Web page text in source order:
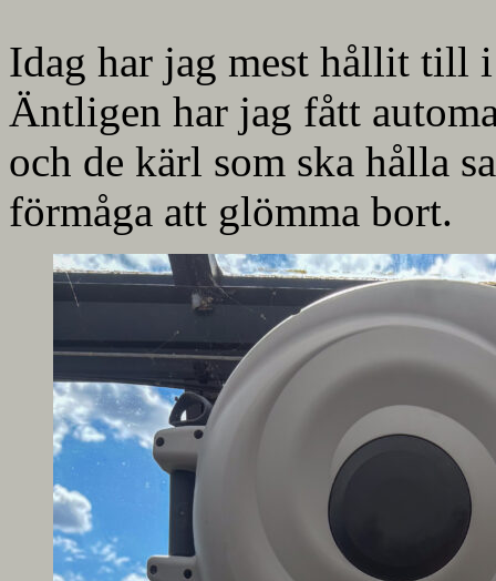
Idag har jag mest hållit till
Äntligen har jag fått
och de kärl som ska hålla
förmåga att glömma bort.